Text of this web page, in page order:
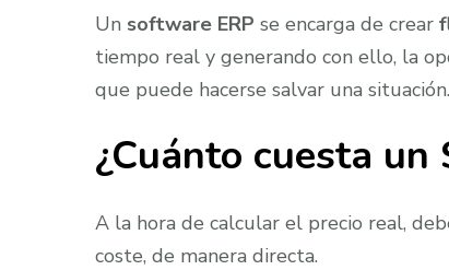
Un software ERP se encarga de crear
tiempo real y generando con ello, la
que puede hacerse salvar una situación.
¿Cuánto cuesta un
A la hora de calcular el precio real,
coste, de manera directa.